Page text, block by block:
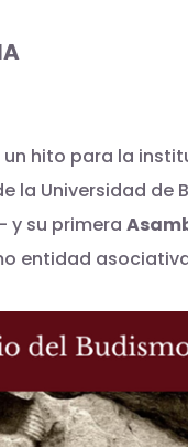
hito para la
Universidad de
y su primera
entidad